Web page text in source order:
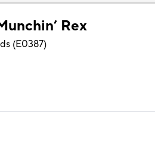
Rex
(E0387)